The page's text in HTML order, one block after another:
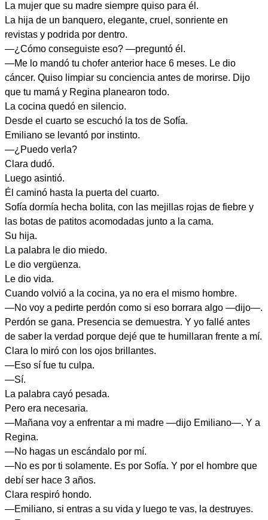
La mujer que su madre siempre quiso para él.
La hija de un banquero, elegante, cruel, sonriente en
revistas y podrida por dentro.
—¿Cómo conseguiste eso? —preguntó él.
—Me lo mandó tu chofer anterior hace 6 meses. Le dio
cáncer. Quiso limpiar su conciencia antes de morirse. Dijo
que tu mamá y Regina planearon todo.
La cocina quedó en silencio.
Desde el cuarto se escuchó la tos de Sofía.
Emiliano se levantó por instinto.
—¿Puedo verla?
Clara dudó.
Luego asintió.
Él caminó hasta la puerta del cuarto.
Sofía dormía hecha bolita, con las mejillas rojas de fiebre y
las botas de patitos acomodadas junto a la cama.
Su hija.
La palabra le dio miedo.
Le dio vergüenza.
Le dio vida.
Cuando volvió a la cocina, ya no era el mismo hombre.
—No voy a pedirte perdón como si eso borrara algo —dijo—.
Perdón se gana. Presencia se demuestra. Y yo fallé antes
de saber la verdad porque dejé que te humillaran frente a mí.
Clara lo miró con los ojos brillantes.
—Eso sí fue tu culpa.
—Sí.
La palabra cayó pesada.
Pero era necesaria.
—Mañana voy a enfrentar a mi madre —dijo Emiliano—. Y a
Regina.
—No hagas un escándalo por mí.
—No es por ti solamente. Es por Sofía. Y por el hombre que
debí ser hace 3 años.
Clara respiró hondo.
—Emiliano, si entras a su vida y luego te vas, la destruyes.